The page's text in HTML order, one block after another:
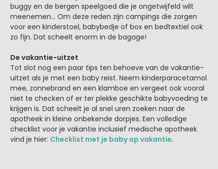
buggy en de bergen speelgoed die je ongetwijfeld wilt
meenemen… Om deze reden zijn campings die zorgen
voor een kinderstoel, babybedje of box en bedtextiel ook
zo fijn. Dat scheelt enorm in de bagage!
De vakantie-uitzet
Tot slot nog een paar tips ten behoeve van de vakantie-
uitzet als je met een baby reist. Neem kinderparacetamol
mee, zonnebrand en een klamboe en vergeet ook vooral
niet te checken of er ter plekke geschikte babyvoeding te
krijgen is. Dat scheelt je al snel uren zoeken naar de
apotheek in kleine onbekende dorpjes. Een volledige
checklist voor je vakantie inclusief medische apotheek
vind je hier: Checklist met je baby op vakantie.